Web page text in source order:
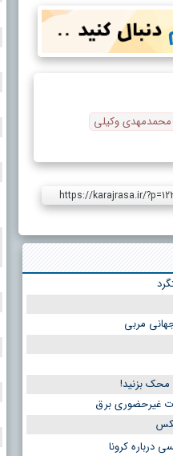
وکیلی
https://karajrasa.ir/
مربی
بزنید!
غیرحضوری برق
درباره کرونا